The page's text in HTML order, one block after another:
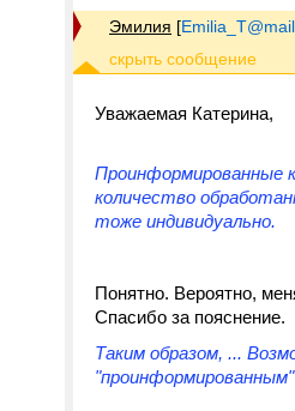
Эмилия [
Уважаемая Катерина,
Проинформированные
количество
тоже индивидуально.
Понятно. Вероятно,
Спасибо за пояснение.
Таким образом, ...